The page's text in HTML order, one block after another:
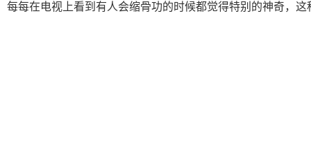
每每在电视上看到有人会缩骨功的时候都觉得特别的神奇，